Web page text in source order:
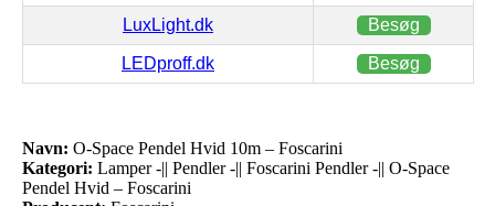
LuxLight.dk Besøg
LEDproff.dk Besøg
Navn: O-Space Pendel Hvid 10m – Foscarini
Kategori: Lamper -|| Pendler -|| Foscarini Pendler -|| O-Space
Pendel Hvid – Foscarini